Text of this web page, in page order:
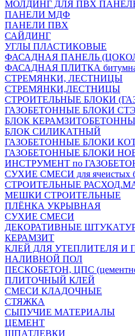
МОЛДИНГ ДЛЯ ПВХ
ПАНЕЛИ МДФ
ПАНЕЛИ ПВХ
САЙДИНГ
УГЛЫ ПЛАСТИКОВЫЕ
ФАСАДНАЯ ПАНЕЛЬ
ФАСАДНАЯ ПЛИТКА
СТРЕМЯНКИ, ЛЕСТНИЦЫ
СТРЕМЯНКИ,ЛЕСТНИЦЫ
СТРОИТЕЛЬНЫЕ БЛОКИ
ГАЗОБЕТОННЫЕ БЛОКИ
БЛОК
БЛОК СИЛИКАТНЫЙ
ГАЗОБЕТОННЫЕ БЛОКИ
ГАЗОБЕТОННЫЕ БЛОКИ
ИНСТРУМЕНТ по
СУХИЕ СМЕСИ для ячеистых
СТРОИТЕЛЬНЫЕ
МЕШКИ СТРОИТЕЛЬНЫЕ
ПЛЁНКА УКРЫВНАЯ
СУХИЕ СМЕСИ
ДЕКОРАТИВНЫЕ
КЕРАМЗИТ
КЛЕЙ ДЛЯ УТЕПЛИТЕЛЯ И
НАЛИВНОЙ ПОЛ
ПЕСКОБЕТОН, ЦПС (цементно-
ПЛИТОЧНЫЙ КЛЕЙ
СМЕСИ КЛАДОЧНЫЕ
СТЯЖКА
СЫПУЧИЕ МАТЕРИАЛЫ
ЦЕМЕНТ
ШПАТЛЕВКИ